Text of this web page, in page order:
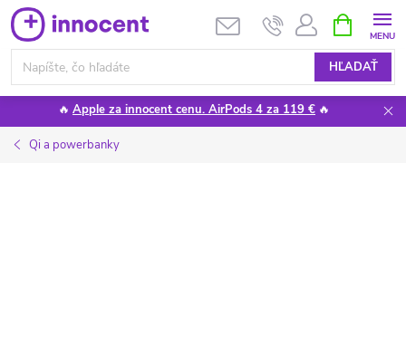
Prejsť
na
obsah
HĽADAŤ
KOŠÍK
🔥 Apple za innocent cenu. AirPods 4 za 119 € 🔥
Qi a powerbanky